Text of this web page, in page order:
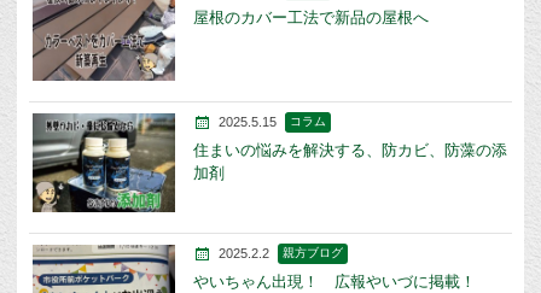
屋根のカバー工法で新品の屋根へ
2025.5.15 コラム
住まいの悩みを解決する、防カビ、防藻の添
加剤
2025.2.2 親方ブログ
やいちゃん出現！ 広報やいづに掲載！